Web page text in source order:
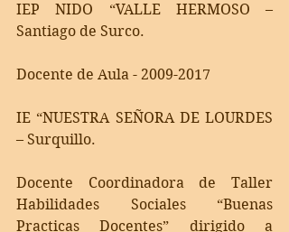
IEP NIDO “VALLE HERMOSO –
Santiago de Surco.
Docente de Aula - 2009-2017
IE “NUESTRA SEÑORA DE LOURDES
– Surquillo.
Docente Coordinadora de Taller
Habilidades Sociales “Buenas
Practicas Docentes” dirigido a